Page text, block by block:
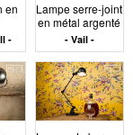
en
Lampe serre-joint
en métal argenté
Vail